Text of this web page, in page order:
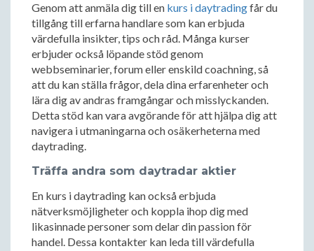
Genom att anmäla dig till en kurs i daytradingfår du
tillgång till erfarna handlare som kan erbjuda
värdefulla insikter, tips och råd. Många kurser
erbjuder också löpande stöd genom
webbseminarier, forum eller enskild coachning, så
att du kan ställa frågor, dela dina erfarenheter och
lära dig av andras framgångar och misslyckanden.
Detta stöd kan vara avgörande för att hjälpa dig att
navigera i utmaningarna och osäkerheterna med
daytrading.
Träffa andra som daytradar aktier
En kurs i daytrading kan också erbjuda
nätverksmöjligheter och koppla ihop dig med
likasinnade personer som delar din passion för
handel. Dessa kontakter kan leda till värdefulla